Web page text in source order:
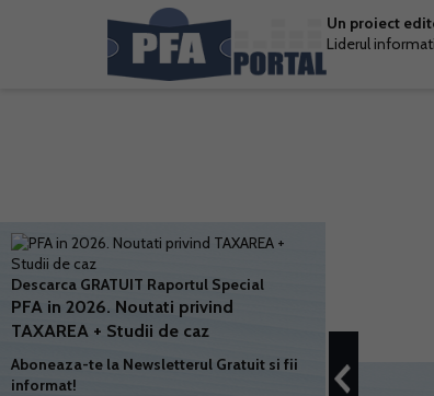
Un proiect
Liderul
Descarca GRATUIT Raportul Special
PFA in 2026. Noutati privind
TAXAREA + Studii de caz
Aboneaza-te la Newsletterul Gratuit si fii
informat!